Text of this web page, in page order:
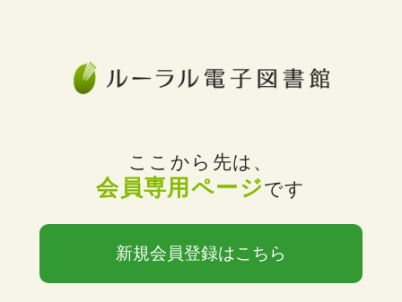
ここから先は、
会員専用ページです
新規会員登録はこちら